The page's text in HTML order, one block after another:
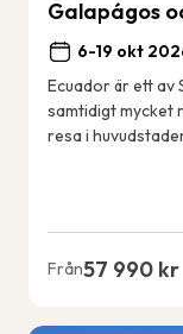
Galapágos
6-19 okt
Ecuador är ett av
samtidigt mycket
resa i
Från57 990 kr